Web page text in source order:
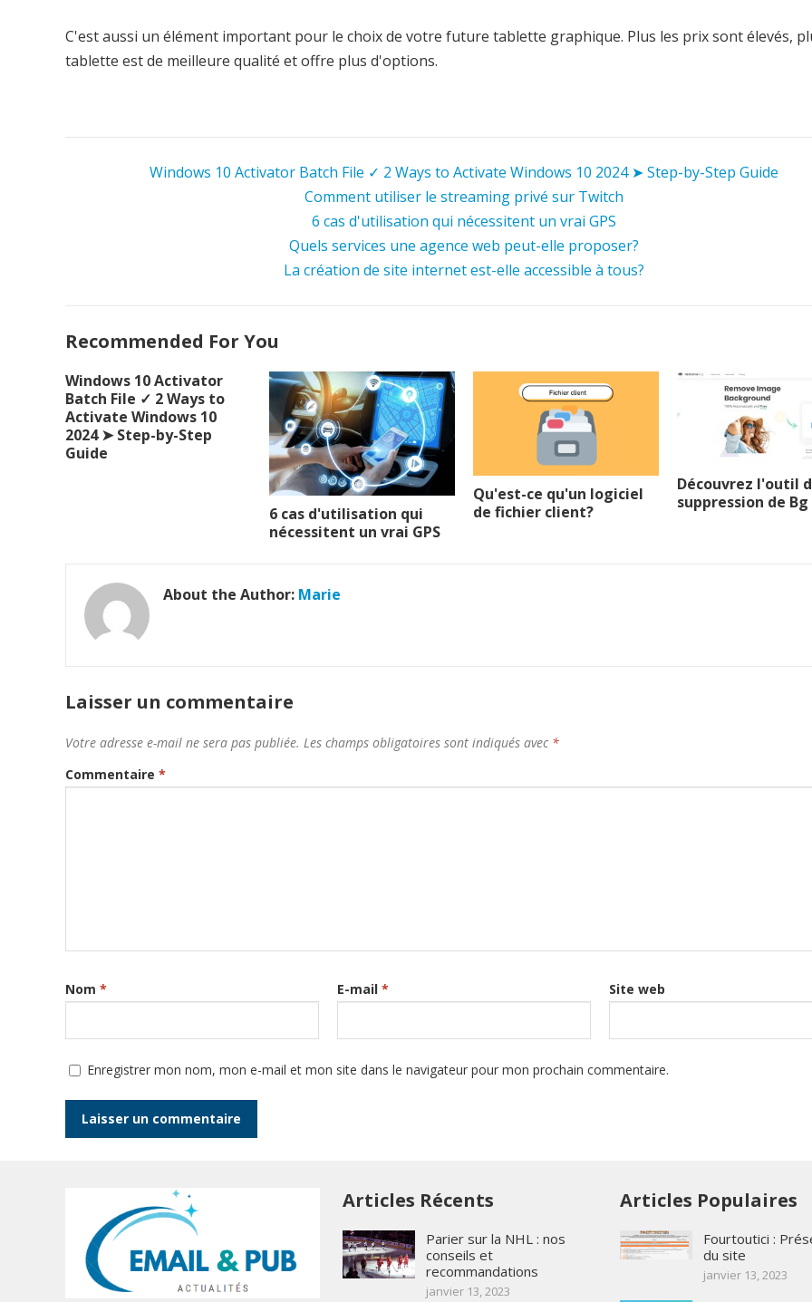
C'est aussi un élément important pour le choix de votre future tablette graphique. Plus les prix sont élevés,
tablette est de meilleure qualité et offre plus d'options.
Windows 10 Activator Batch File ✓ 2 Ways to Activate Windows 10 2024 ➤ Step-by-Step Guide
Comment utiliser le streaming privé sur Twitch
6 cas d'utilisation qui nécessitent un vrai GPS
Quels services une agence web peut-elle proposer?
La création de site internet est-elle accessible à tous?
Recommended For You
Windows 10 Activator
Batch File ✓ 2 Ways to
Activate Windows 10
2024 ➤ Step-by-Step
Guide
6 cas d'utilisation qui
nécessitent un vrai GPS
Qu'est-ce qu'un logiciel
de fichier client?
Découvrez l'outil
suppression de Bg
About the Author: Marie
Laisser un commentaire
Votre adresse e-mail ne sera pas publiée. Les champs obligatoires sont indiqués avec *
Commentaire *
Nom * E-mail * Site web
Enregistrer mon nom, mon e-mail et mon site dans le navigateur pour mon prochain commentaire.
Articles Récents
Parier sur la NHL : nos
conseils et
recommandations
janvier 13, 2023
Articles Populaires
Fourtoutici :
du site
janvier 13, 2023